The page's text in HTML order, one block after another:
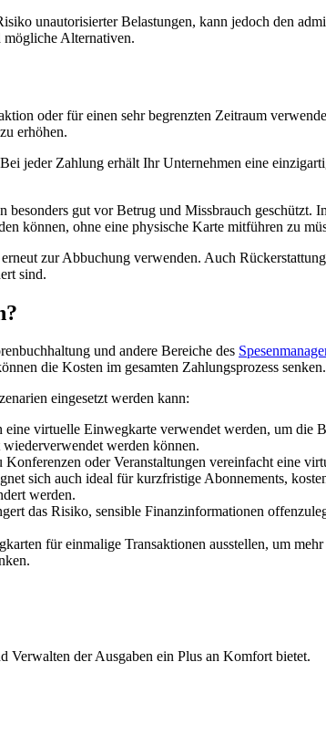
unautorisierter Belastungen, kann jedoch den
mögliche Alternativen.
oder für einen sehr begrenzten Zeitraum
erhöhen.
jeder Zahlung erhält Ihr Unternehmen eine
gut vor Betrug und Missbrauch geschützt.
können, ohne eine physische Karte mitführen zu
zur Abbuchung verwenden. Auch
sind.
und andere Bereiche des
die Kosten im gesamten Zahlungsprozess senken.
eingesetzt werden kann:
virtuelle Einwegkarte verwendet werden, um die
werden können.
oder Veranstaltungen vereinfacht eine
sich auch ideal für kurzfristige Abonnements,
werden.
das Risiko, sensible Finanzinformationen
für einmalige Transaktionen ausstellen, um
Verwalten der Ausgaben ein Plus an Komfort bietet.